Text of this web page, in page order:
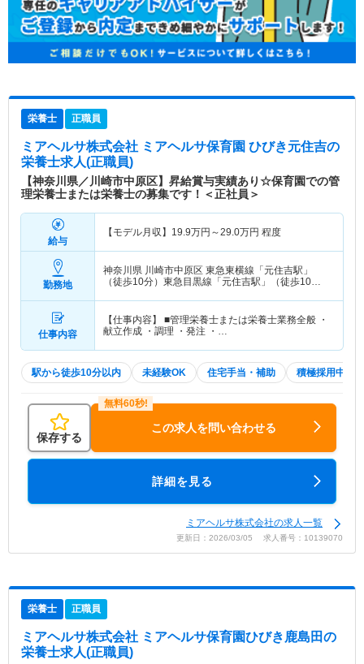
栄養士 正職員
ミアヘルサ株式会社 ミアヘルサ保育園 ひびき元住吉の
栄養士求人(正職員)
【神奈川県／川崎市中原区】昇給賞与実績あり☆保育園での管
理栄養士または栄養士の募集です！＜正社員＞
給与
【モデル月収】 19.9万円～29.0万円 程度
勤務地
神奈川県 川崎市中原区 東急東横線「元住吉駅」
（徒歩10分）東急目黒線「元住吉駅」（徒歩10
仕事内容
【仕事内容】 ■管理栄養士または栄養士業務全般 ・
献立作成 ・調理 ・発注 ・…
駅から徒歩10分以内 未経験OK 住宅手当・補助 積極採用中
保存する
この求人を問い合わせる
詳細を見る
ミアヘルサ株式会社の求人一覧
更新日：2026/03/05 求人番号：10139070
栄養士 正職員
ミアヘルサ株式会社 ミアヘルサ保育園ひびき鹿島田の
栄養士求人(正職員)